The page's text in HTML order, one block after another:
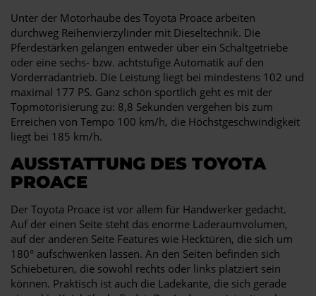
Unter der Motorhaube des Toyota Proace arbeiten
durchweg Reihenvierzylinder mit Dieseltechnik. Die
Pferdestärken gelangen entweder über ein Schaltgetriebe
oder eine sechs- bzw. achtstufige Automatik auf den
Vorderradantrieb. Die Leistung liegt bei mindestens 102 und
maximal 177 PS. Ganz schön sportlich geht es mit der
Topmotorisierung zu: 8,8 Sekunden vergehen bis zum
Erreichen von Tempo 100 km/h, die Höchstgeschwindigkeit
liegt bei 185 km/h.
AUSSTATTUNG DES TOYOTA
PROACE
Der Toyota Proace ist vor allem für Handwerker gedacht.
Auf der einen Seite steht das enorme Laderaumvolumen,
auf der anderen Seite Features wie Hecktüren, die sich um
180° aufschwenken lassen. An den Seiten befinden sich
Schiebetüren, die sowohl rechts oder links platziert sein
können. Praktisch ist auch die Ladekante, die sich gerade